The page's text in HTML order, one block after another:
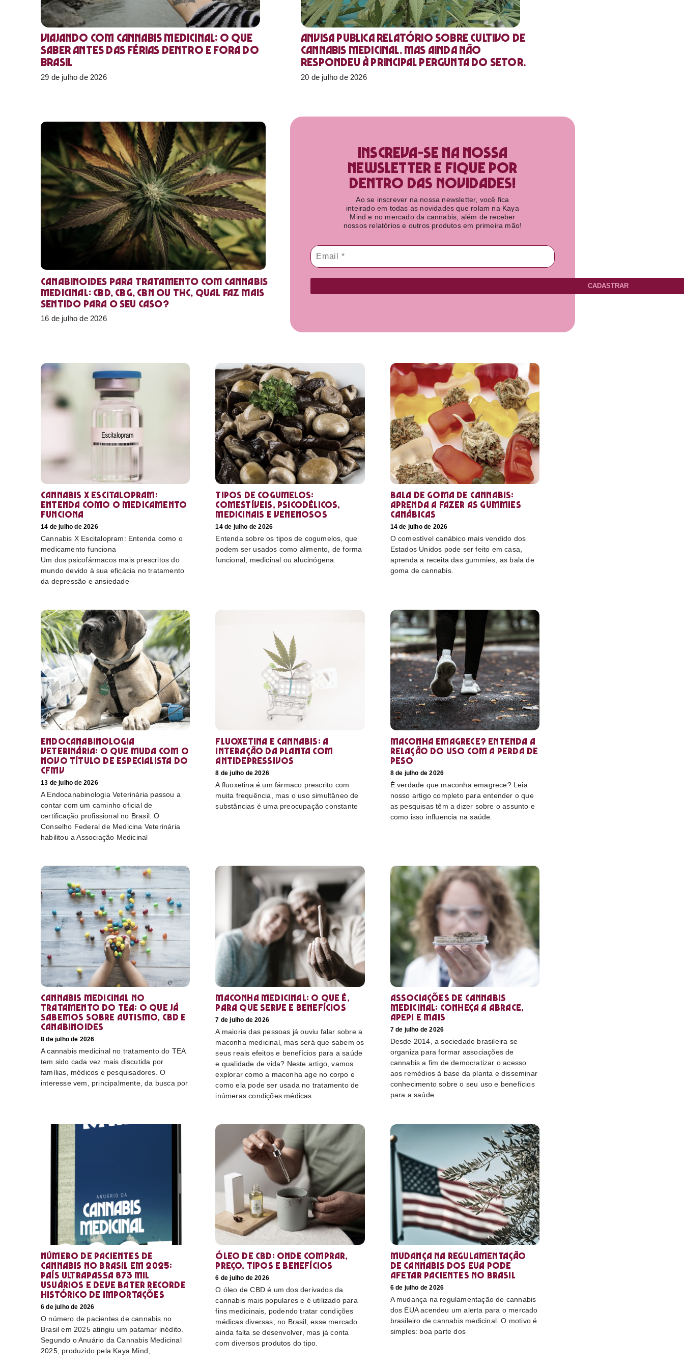
Viajando com cannabis medicinal: o que
saber antes das férias dentro e fora do
Brasil
29 de julho de 2026
Anvisa publica relatório sobre cultivo de
Cannabis medicinal. Mas ainda não
respondeu à principal pergunta do setor.
20 de julho de 2026
Canabinoides para tratamento com cannabis
medicinal: CBD, CBG, CBN ou THC, qual faz mais
sentido para o seu caso?
16 de julho de 2026
Inscreva-se na nossa
newsletter e fique por
dentro das novidades!​
Ao se inscrever na nossa newsletter, você fica
inteirado em todas as novidades que rolam na Kaya
Mind e no mercado da cannabis, além de receber
nossos relatórios e outros produtos em primeira mão!
CADASTRAR
Cannabis X Escitalopram:
Entenda como o medicamento
funciona
14 de julho de 2026
Cannabis X Escitalopram: Entenda como o
medicamento funciona
Um dos psicofármacos mais prescritos do
mundo devido à sua eficácia no tratamento
da depressão e ansiedade
Tipos de cogumelos:
comestíveis, psicodélicos,
medicinais e venenosos
14 de julho de 2026
Entenda sobre os tipos de cogumelos, que
podem ser usados como alimento, de forma
funcional, medicinal ou alucinógena.
Bala de goma de cannabis:
aprenda a fazer as gummies
canábicas
14 de julho de 2026
O comestível canábico mais vendido dos
Estados Unidos pode ser feito em casa,
aprenda a receita das gummies, as bala de
goma de cannabis.
Endocanabinologia
Veterinária: o que muda com o
novo título de especialista do
CFMV
13 de julho de 2026
A Endocanabinologia Veterinária passou a
contar com um caminho oficial de
certificação profissional no Brasil. O
Conselho Federal de Medicina Veterinária
habilitou a Associação Medicinal
Fluoxetina e Cannabis: a
interação da planta com
antidepressivos
8 de julho de 2026
A fluoxetina é um fármaco prescrito com
muita frequência, mas o uso simultâneo de
substâncias é uma preocupação constante
Maconha emagrece? Entenda a
relação do uso com a perda de
peso
8 de julho de 2026
É verdade que maconha emagrece? Leia
nosso artigo completo para entender o que
as pesquisas têm a dizer sobre o assunto e
como isso influencia na saúde.
Cannabis medicinal no
tratamento do TEA: o que já
sabemos sobre autismo, CBD e
canabinoides
8 de julho de 2026
A cannabis medicinal no tratamento do TEA
tem sido cada vez mais discutida por
famílias, médicos e pesquisadores. O
interesse vem, principalmente, da busca por
Maconha medicinal: O que é,
para que serve e benefícios
7 de julho de 2026
A maioria das pessoas já ouviu falar sobre a
maconha medicinal, mas será que sabem os
seus reais efeitos e benefícios para a saúde
e qualidade de vida? Neste artigo, vamos
explorar como a maconha age no corpo e
como ela pode ser usada no tratamento de
inúmeras condições médicas.
Associações de cannabis
medicinal: conheça a Abrace,
Apepi e mais
7 de julho de 2026
Desde 2014, a sociedade brasileira se
organiza para formar associações de
cannabis a fim de democratizar o acesso
aos remédios à base da planta e disseminar
conhecimento sobre o seu uso e benefícios
para a saúde.
Número de pacientes de
cannabis no Brasil em 2025:
país ultrapassa 873 mil
usuários e deve bater recorde
histórico de importações
6 de julho de 2026
O número de pacientes de cannabis no
Brasil em 2025 atingiu um patamar inédito.
Segundo o Anuário da Cannabis Medicinal
2025, produzido pela Kaya Mind,
Óleo de CBD: Onde comprar,
preço, tipos e benefícios
6 de julho de 2026
O óleo de CBD é um dos derivados da
cannabis mais populares e é utilizado para
fins medicinais, podendo tratar condições
médicas diversas; no Brasil, esse mercado
ainda falta se desenvolver, mas já conta
com diversos produtos do tipo.
Mudança na regulamentação
de cannabis dos EUA pode
afetar pacientes no Brasil
6 de julho de 2026
A mudança na regulamentação de cannabis
dos EUA acendeu um alerta para o mercado
brasileiro de cannabis medicinal. O motivo é
simples: boa parte dos